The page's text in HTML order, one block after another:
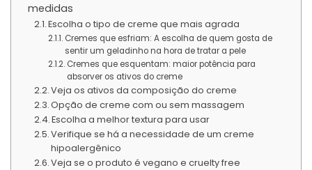
medidas
Escolha o tipo de creme que mais agrada
Cremes que esfriam: A escolha de quem gosta de
sentir um geladinho na hora de tratar a pele
Cremes que esquentam: maior potência para
absorver os ativos do creme
Veja os ativos da composição do creme
Opção de creme com ou sem massagem
Escolha a melhor textura para usar
Verifique se há a necessidade de um creme
hipoalergênico
Veja se o produto é vegano e cruelty free